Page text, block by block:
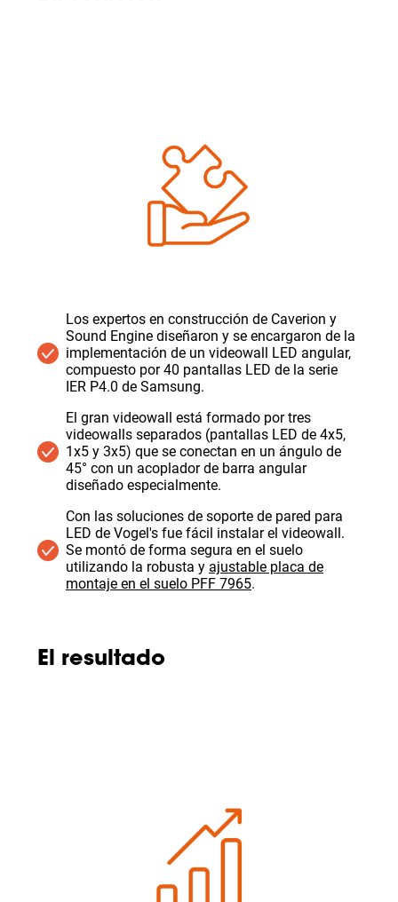
Los expertos en construcción de Caverion y
Sound Engine diseñaron y se encargaron de la
implementación de un videowall LED angular,
compuesto por 40 pantallas LED de la serie
IER P4.0 de Samsung.
El gran videowall está formado por tres
videowalls separados (pantallas LED de 4x5,
1x5 y 3x5) que se conectan en un ángulo de
45° con un acoplador de barra angular
diseñado especialmente.
Con las soluciones de soporte de pared para
LED de Vogel's fue fácil instalar el videowall.
Se montó de forma segura en el suelo
utilizando la robusta y ajustable placa de
montaje en el suelo PFF 7965.
El resultado